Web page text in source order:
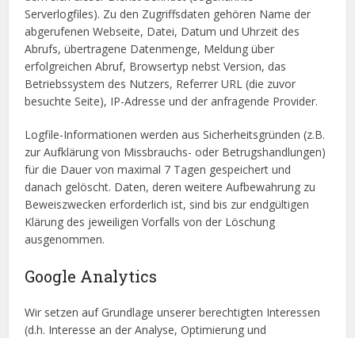
Serverlogfiles). Zu den Zugriffsdaten gehören Name der
abgerufenen Webseite, Datei, Datum und Uhrzeit des
Abrufs, übertragene Datenmenge, Meldung über
erfolgreichen Abruf, Browsertyp nebst Version, das
Betriebssystem des Nutzers, Referrer URL (die zuvor
besuchte Seite), IP-Adresse und der anfragende Provider.
Logfile-Informationen werden aus Sicherheitsgründen (z.B.
zur Aufklärung von Missbrauchs- oder Betrugshandlungen)
für die Dauer von maximal 7 Tagen gespeichert und
danach gelöscht. Daten, deren weitere Aufbewahrung zu
Beweiszwecken erforderlich ist, sind bis zur endgültigen
Klärung des jeweiligen Vorfalls von der Löschung
ausgenommen.
Google Analytics
Wir setzen auf Grundlage unserer berechtigten Interessen
(d.h. Interesse an der Analyse, Optimierung und